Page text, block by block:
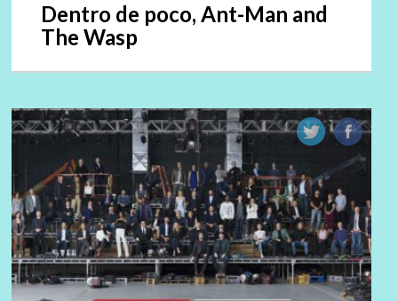
Dentro de poco, Ant-Man and
The Wasp